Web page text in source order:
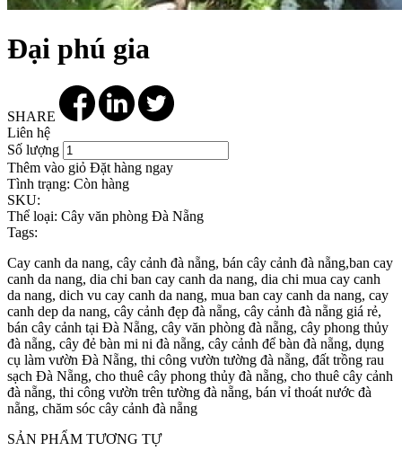
Đại phú gia
SHARE
Liên hệ
Số lượng
Thêm vào giỏ Đặt hàng ngay
Tình trạng: Còn hàng
SKU:
Thể loại: Cây văn phòng Đà Nẵng
Tags:
Cay canh da nang, cây cảnh đà nẵng, bán cây cảnh đà nẵng,ban cay
canh da nang, dia chi ban cay canh da nang, dia chi mua cay canh
da nang, dich vu cay canh da nang, mua ban cay canh da nang, cay
canh dep da nang, cây cảnh đẹp đà nẵng, cây cảnh đà nẵng giá rẻ,
bán cây cảnh tại Đà Nẵng, cây văn phòng đà nẵng, cây phong thủy
đà nẵng, cây đẻ bàn mi ni đà nẵng, cây cảnh để bàn đà nẵng, dụng
cụ làm vườn Đà Nẵng, thi công vườn tường đà nẵng, đất trồng rau
sạch Đà Nẵng, cho thuê cây phong thủy đà nẵng, cho thuê cây cảnh
đà nẵng, thi công vườn trên tường đà nẵng, bán vỉ thoát nước đà
nẵng, chăm sóc cây cảnh đà nẵng
SẢN PHẨM TƯƠNG TỰ